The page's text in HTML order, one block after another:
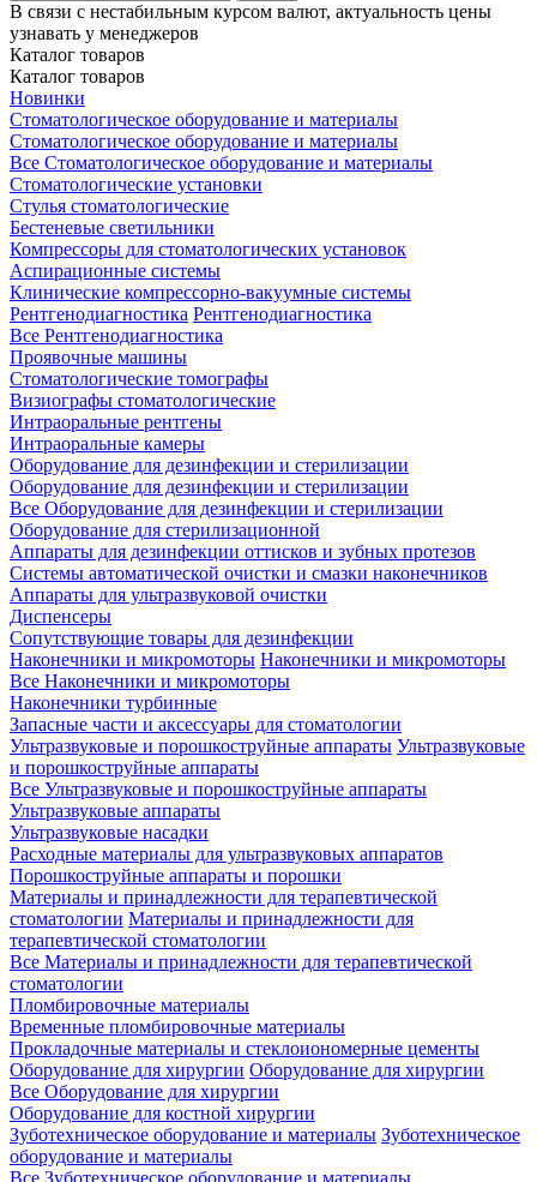
В связи с нестабильным курсом валют, актуальность цены
узнавать у менеджеров
Каталог товаров
Каталог товаров
Новинки
Стоматологическое оборудование и материалы
Стоматологическое оборудование и материалы
Все Стоматологическое оборудование и материалы
Стоматологические установки
Стулья стоматологические
Бестеневые светильники
Компрессоры для стоматологических установок
Аспирационные системы
Клинические компрессорно-вакуумные системы
Рентгенодиагностика Рентгенодиагностика
Все Рентгенодиагностика
Проявочные машины
Стоматологические томографы
Визиографы стоматологические
Интраоральные рентгены
Интраоральные камеры
Оборудование для дезинфекции и стерилизации
Оборудование для дезинфекции и стерилизации
Все Оборудование для дезинфекции и стерилизации
Оборудование для стерилизационной
Аппараты для дезинфекции оттисков и зубных протезов
Системы автоматической очистки и смазки наконечников
Аппараты для ультразвуковой очистки
Диспенсеры
Сопутствующие товары для дезинфекции
Наконечники и микромоторы Наконечники и микромоторы
Все Наконечники и микромоторы
Наконечники турбинные
Запасные части и аксессуары для стоматологии
Ультразвуковые и порошкоструйные аппараты Ультразвуковые
и порошкоструйные аппараты
Все Ультразвуковые и порошкоструйные аппараты
Ультразвуковые аппараты
Ультразвуковые насадки
Расходные материалы для ультразвуковых аппаратов
Порошкоструйные аппараты и порошки
Материалы и принадлежности для терапевтической
стоматологии Материалы и принадлежности для
терапевтической стоматологии
Все Материалы и принадлежности для терапевтической
стоматологии
Пломбировочные материалы
Временные пломбировочные материалы
Прокладочные материалы и стеклоиономерные цементы
Оборудование для хирургии Оборудование для хирургии
Все Оборудование для хирургии
Оборудование для костной хирургии
Зуботехническое оборудование и материалы Зуботехническое
оборудование и материалы
Все Зуботехническое оборудование и материалы